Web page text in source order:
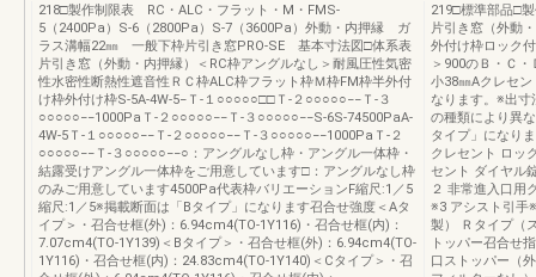
218□製作制限表 RC・ALC・フラット・M・FMS-
5（2400Pa）S-6（2800Pa）S-7（3600Pa）外動・内押縁 ガ
ラス溝幅22㎜ 一般下枠片引き窓PRO-SE 基本寸法図□体系表
片引き窓（外動・内押縁）＜RC枠アングルなし＞耐風圧性気密
性水密性断熱性遮音性ＲＣ枠ALC枠フラット枠Ｍ枠FM枠半外付
け枠外付け枠S-5A-4W-5−Ｔ-１○○○○○□□Ｔ-２○○○○○−−Ｔ-３
○○○○○−−1000PaＴ-２○○○○○−−Ｔ-３○○○○○−−S-6S-74500PaA-
4W-5Ｔ-１○○○○○−−Ｔ-２○○○○○−−Ｔ-３○○○○○−−1000PaＴ-２
○○○○○−−Ｔ-３○○○○○−−○：アングルなし枠・アングル一体枠・
結露受けアングル一体枠をご用意しています□：アングルなし枠
のみご用意しています4500Pa代表枠バリエーションF縮尺:1／5
縮尺:1／5※掲載断面は「Bタイプ」になります召合せ強度＜Aタ
イプ＞・召合せ框(外)：6.94cm4(TO-1Y116)・召合せ框(内)：
7.07cm4(TO-1Y139)＜Bタイプ＞・召合せ框(外)：6.94cm4(TO-
1Y116)・召合せ框(内)：24.83cm4(TO-1Y140)＜Cタイプ＞・召
219□標準部品□
片引き窓（外動
外付け枠ロック
＞900のＢ・Ｃ
小38㎜Aクレセ
なります。※出寸
の種類により異
タイプ」になり
クレセント ロッ
セント ダイヤル
２ 非常進入口用
※3 アシスト引手
製） Ｒタイプ（
トッパー召合せ
口ストッパー（